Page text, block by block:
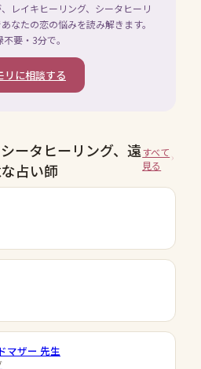
レイキヒーリング、シータヒーリ
なたの恋の悩みを読み解きます。
不要・3分で。
リに相談する
ータヒーリング、遠
占い師
すべて
見る
マザー 先生